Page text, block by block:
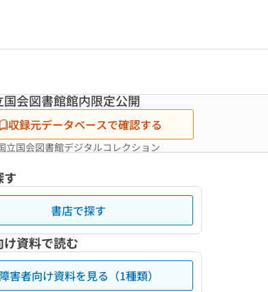
国会図書館館内限定公開
収録元データベースで確認する
立国会図書館デジタルコレクション
す
書店で探す
け資料で読む
障害者向け資料を見る（1種類）